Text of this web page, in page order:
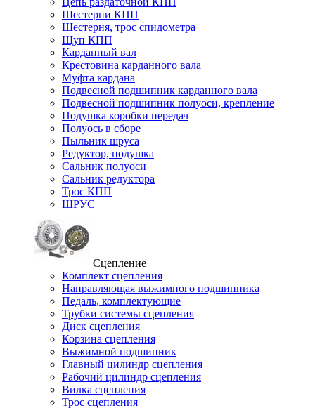
Шестерни КПП
Шестерня, трос спидометра
Щуп КПП
Карданный вал
Крестовина карданного вала
Муфта кардана
Подвесной подшипник карданного вала
Подвесной подшипник полуоси, крепление
Подушка коробки передач
Полуось в сборе
Пыльник шруса
Редуктор, подушка
Сальник полуоси
Сальник редуктора
Трос КПП
ШРУС
Сцепление
Комплект сцепления
Направляющая выжимного подшипника
Педаль, комплектующие
Трубки системы сцепления
Диск сцепления
Корзина сцепления
Выжимной подшипник
Главный цилиндр сцепления
Рабочий цилиндр сцепления
Вилка сцепления
Трос сцепления